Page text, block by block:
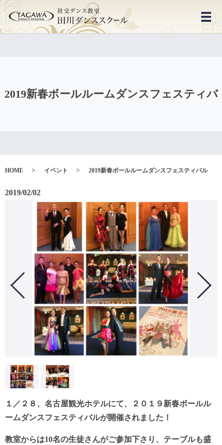
メ
2019新春ボールルームダンスフェスティバ
ル
HOME イベント 2019新春ボールルームダンスフェスティバル
2019/02/02
１／２８、名古屋観光ホテルにて、２０１９新春ボールル
ームダンスフェスティバルが開催されました！
教室からは10名の生徒さんがご参加下さり、テーブルも盛